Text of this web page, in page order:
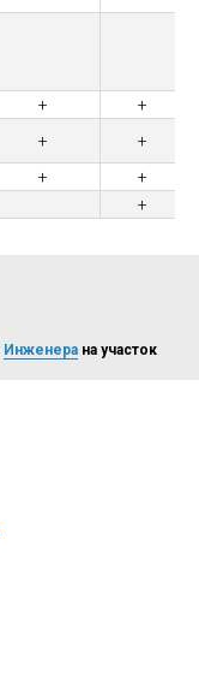
+
+
+
+
+
+
+
Инженера на участок